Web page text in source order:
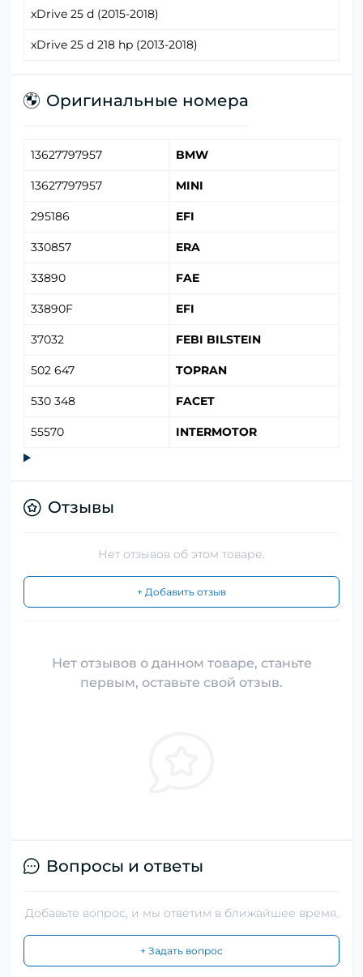
xDrive 25 d (2015-2018)
xDrive 25 d 218 hp (2013-2018)
Оригинальные номера
13627797957 BMW
13627797957 MINI
295186 EFI
330857 ERA
33890 FAE
33890F EFI
37032 FEBI BILSTEIN
502 647 TOPRAN
530 348 FACET
55570 INTERMOTOR
Отзывы
Нет отзывов об этом товаре.
+ Добавить отзыв
Нет отзывов о данном товаре, станьте
первым, оставьте свой отзыв.
Вопросы и ответы
Добавьте вопрос, и мы ответим в ближайшее время.
+ Задать вопрос